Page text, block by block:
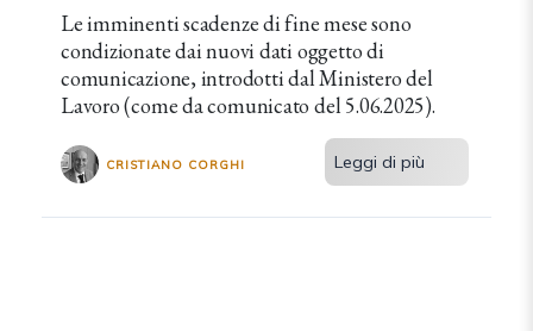
Le imminenti scadenze di fine mese sono
condizionate dai nuovi dati oggetto di
comunicazione, introdotti dal Ministero del
Lavoro (come da comunicato del 5.06.2025).
CRISTIANO CORGHI Leggi di più